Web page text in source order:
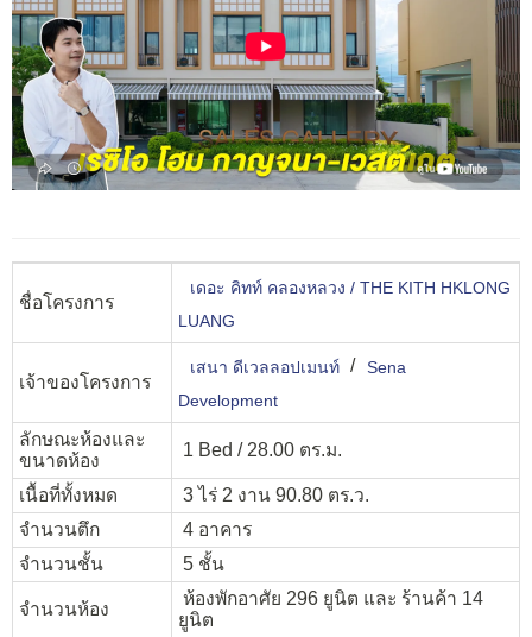
ชื่อโครงการ
เดอะ คิทท์ คลองหลวง / THE KITH HKLONG
LUANG
เจ้าของโครงการ
เสนา ดีเวลลอปเมนท์ /
Sena
Development
ลักษณะห้องและ
ขนาดห้อง
1 Bed / 28.00 ตร.ม.
เนื้อที่ทั้งหมด
3 ไร่ 2 งาน 90.80 ตร.ว.
จำนวนตึก
4 อาคาร
จำนวนชั้น
5 ชั้น
จำนวนห้อง
ห้องพักอาศัย 296 ยูนิต และ ร้านค้า 14
ยูนิต